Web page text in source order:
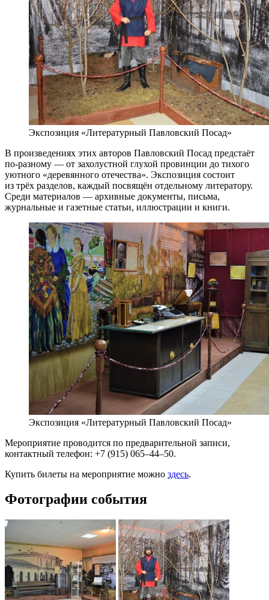
Экспозиция «Литературный Павловский Посад»
В произведениях этих авторов Павловский Посад предстаёт
по-разному — от захолустной глухой провинции до тихого
уютного «деревянного отечества». Экспозиция состоит
из трёх разделов, каждый посвящён отдельному литератору.
Среди материалов — архивные документы, письма,
журнальные и газетные статьи, иллюстрации и книги.
Экспозиция «Литературный Павловский Посад»
Мероприятие проводится по предварительной записи,
контактный телефон: +7 (915) 065–44–50.
Купить билеты на мероприятие можно здесь.
Фотографии события